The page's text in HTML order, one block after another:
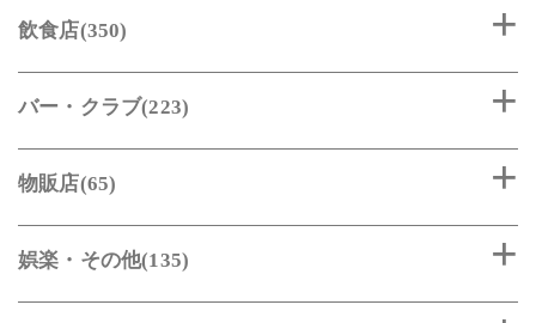
飲食店(350)
バー・クラブ(223)
物販店(65)
娯楽・その他(135)